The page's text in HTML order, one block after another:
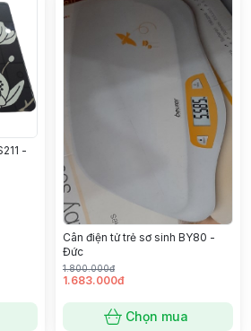
-
Cân điện tử trẻ sơ sinh BY80 -
Đức
1.800.000đ
1.683.000đ
Chọn mua